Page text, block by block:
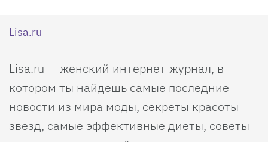
Lisa.ru
Lisa.ru — женский интернет-журнал, в
котором ты найдешь самые последние
новости из мира моды, секреты красоты
звезд, самые эффективные диеты, советы